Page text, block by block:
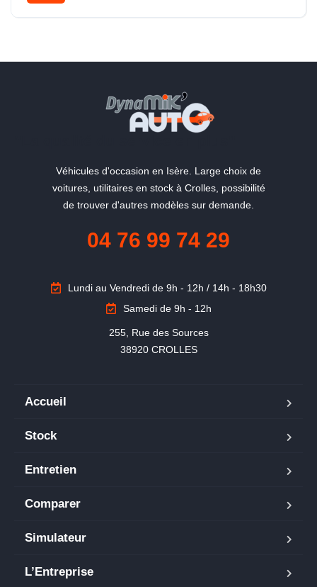
Véhicules d'occasion en Isère. Large choix de
voitures, utilitaires en stock à Crolles, possibilité
de trouver d'autres modèles sur demande.
04 76 99 74 29
Lundi au Vendredi de 9h - 12h / 14h - 18h30
Samedi de 9h - 12h
255, Rue des Sources
38920 CROLLES
Accueil
Stock
Entretien
Comparer
Simulateur
L’Entreprise